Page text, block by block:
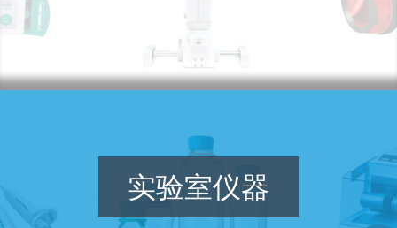
实验室仪器